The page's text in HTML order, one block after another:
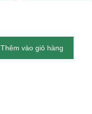
Thêm vào giỏ hàng